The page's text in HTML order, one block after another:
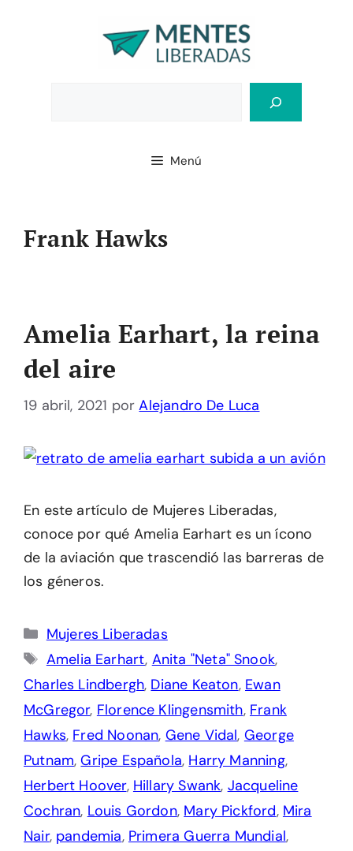
Menú
Frank Hawks
Amelia Earhart, la reina
del aire
19 abril, 2021 porAlejandro De Luca
En este artículo de Mujeres Liberadas,
conoce por qué Amelia Earhart es un ícono
de la aviación que trascendió las barreras de
los géneros.
Categorías
Mujeres Liberadas
Etiquetas
Amelia Earhart, Anita "Neta" Snook,
Charles Lindbergh, Diane Keaton, Ewan
McGregor, Florence Klingensmith, Frank
Hawks, Fred Noonan, Gene Vidal, George
Putnam,Gripe Española, Harry Manning,
Herbert Hoover, Hillary Swank, Jacqueline
Cochran, Louis Gordon, Mary Pickford, Mira
Nair, pandemia, Primera Guerra Mundial,